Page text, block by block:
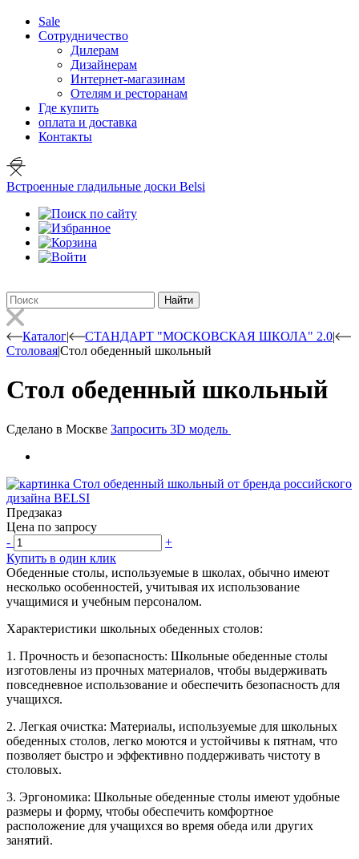
Sale
Сотрудничество
Дилерам
Дизайнерам
Интернет-магазинам
Отелям и ресторанам
Где купить
оплата и доставка
Контакты
Встроенные гладильные доски Belsi
Найти
Каталог| СТАНДАРТ "МОСКОВСКАЯ ШКОЛА" 2.0|
Столовая|⁠Стол обеденный школьный
⁠Стол обеденный школьный
Сделано в Москве Запросить 3D модель
Предзаказ
Цена по запросу
-
+
Купить в один клик
⁠Обеденные столы, используемые в школах, обычно имеют
несколько особенностей, учитывая их использование
учащимися и учебным персоналом.
Характеристики школьных обеденных столов:
1. Прочность и безопасность: Школьные обеденные столы
изготовлены из прочных материалов, чтобы выдерживать
повседневное использование и обеспечить безопасность для
учащихся.
2. Легкая очистка: Материалы, используемые для школьных
обеденных столов, легко моются и устойчивы к пятнам, что
позволяет быстро и эффективно поддерживать чистоту в
столовых.
3. Эргономика: Школьные обеденные столы имеют удобные
размеры и форму, чтобы обеспечить комфортное
расположение для учащихся во время обеда или других
занятий.